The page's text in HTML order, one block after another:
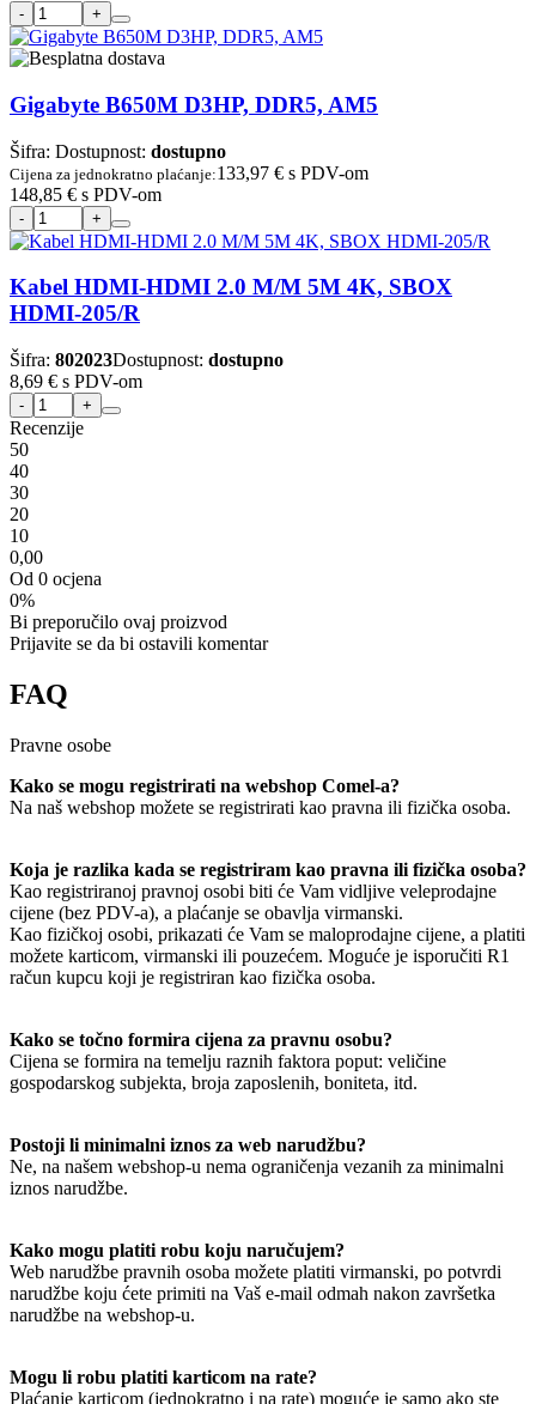
Gigabyte B650M D3HP, DDR5, AM5
Šifra: Dostupnost: dostupno
Cijena za jednokratno plaćanje:133,97 € s PDV-om
148,85 € s PDV-om
Kabel HDMI-HDMI 2.0 M/M 5M 4K, SBOX
HDMI-205/R
Šifra: 802023Dostupnost: dostupno
8,69 € s PDV-om
Recenzije
50
40
30
20
10
0,00
Od 0 ocjena
0%
Bi preporučilo ovaj proizvod
Prijavite se da bi ostavili komentar
FAQ
Pravne osobe
Kako se mogu registrirati na webshop Comel-a?
Na naš webshop možete se registrirati kao pravna ili fizička osoba.
Koja je razlika kada se registriram kao pravna ili fizička osoba?
Kao registriranoj pravnoj osobi biti će Vam vidljive veleprodajne
cijene (bez PDV-a), a plaćanje se obavlja virmanski.
Kao fizičkoj osobi, prikazati će Vam se maloprodajne cijene, a platiti
možete karticom, virmanski ili pouzećem. Moguće je isporučiti R1
račun kupcu koji je registriran kao fizička osoba.
Kako se točno formira cijena za pravnu osobu?
Cijena se formira na temelju raznih faktora poput: veličine
gospodarskog subjekta, broja zaposlenih, boniteta, itd.
Postoji li minimalni iznos za web narudžbu?
Ne, na našem webshop-u nema ograničenja vezanih za minimalni
iznos narudžbe.
Kako mogu platiti robu koju naručujem?
Web narudžbe pravnih osoba možete platiti virmanski, po potvrdi
narudžbe koju ćete primiti na Vaš e-mail odmah nakon završetka
narudžbe na webshop-u.
Mogu li robu platiti karticom na rate?
Plaćanje karticom (jednokratno i na rate) moguće je samo ako ste